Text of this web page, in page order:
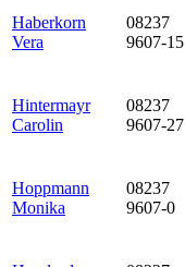
Haberkorn
Vera
08237
9607-15
Hintermayr
Carolin
08237
9607-27
Hoppmann
Monika
08237
9607-0